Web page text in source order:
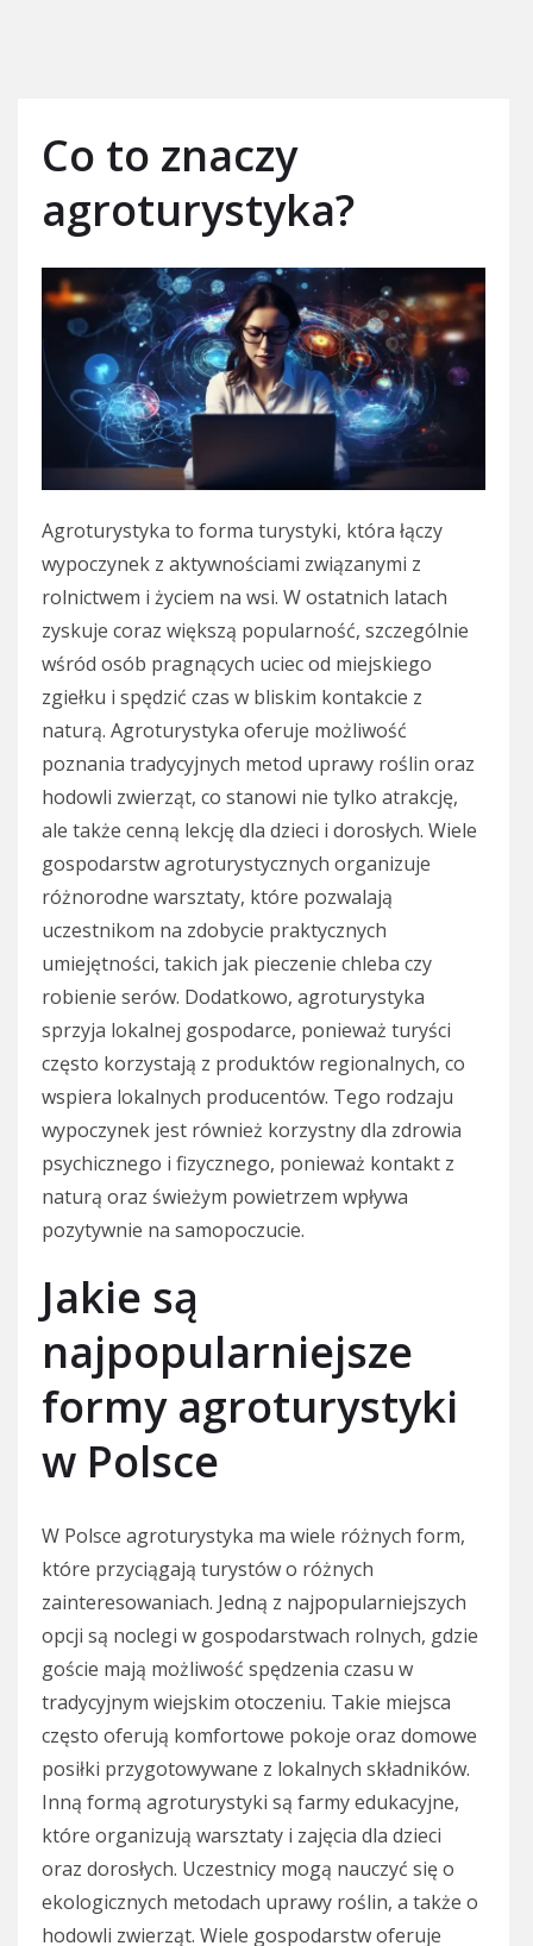
Co to znaczy
agroturystyka?
Agroturystyka to forma turystyki, która łączy
wypoczynek z aktywnościami związanymi z
rolnictwem i życiem na wsi. W ostatnich latach
zyskuje coraz większą popularność, szczególnie
wśród osób pragnących uciec od miejskiego
zgiełku i spędzić czas w bliskim kontakcie z
naturą. Agroturystyka oferuje możliwość
poznania tradycyjnych metod uprawy roślin oraz
hodowli zwierząt, co stanowi nie tylko atrakcję,
ale także cenną lekcję dla dzieci i dorosłych. Wiele
gospodarstw agroturystycznych organizuje
różnorodne warsztaty, które pozwalają
uczestnikom na zdobycie praktycznych
umiejętności, takich jak pieczenie chleba czy
robienie serów. Dodatkowo, agroturystyka
sprzyja lokalnej gospodarce, ponieważ turyści
często korzystają z produktów regionalnych, co
wspiera lokalnych producentów. Tego rodzaju
wypoczynek jest również korzystny dla zdrowia
psychicznego i fizycznego, ponieważ kontakt z
naturą oraz świeżym powietrzem wpływa
pozytywnie na samopoczucie.
Jakie są
najpopularniejsze
formy agroturystyki
w Polsce
W Polsce agroturystyka ma wiele różnych form,
które przyciągają turystów o różnych
zainteresowaniach. Jedną z najpopularniejszych
opcji są noclegi w gospodarstwach rolnych, gdzie
goście mają możliwość spędzenia czasu w
tradycyjnym wiejskim otoczeniu. Takie miejsca
często oferują komfortowe pokoje oraz domowe
posiłki przygotowywane z lokalnych składników.
Inną formą agroturystyki są farmy edukacyjne,
które organizują warsztaty i zajęcia dla dzieci
oraz dorosłych. Uczestnicy mogą nauczyć się o
ekologicznych metodach uprawy roślin, a także o
hodowli zwierząt. Wiele gospodarstw oferuje